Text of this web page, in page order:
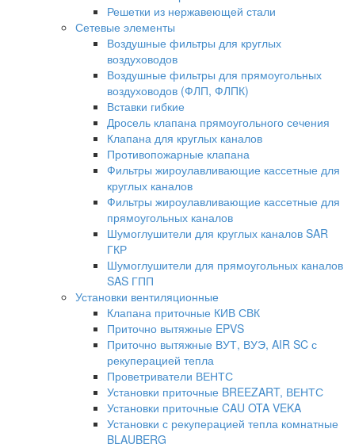
Решетки из нержавеющей стали
Сетевые элементы
Воздушные фильтры для круглых
воздуховодов
Воздушные фильтры для прямоугольных
воздуховодов (ФЛП, ФЛПК)
Вставки гибкие
Дросель клапана прямоугольного сечения
Клапана для круглых каналов
Противопожарные клапана
Фильтры жироулавливающие кассетные для
круглых каналов
Фильтры жироулавливающие кассетные для
прямоугольных каналов
Шумоглушители для круглых каналов SAR
ГКР
Шумоглушители для прямоугольных каналов
SAS ГПП
Установки вентиляционные
Клапана приточные КИВ СВК
Приточно вытяжные EPVS
Приточно вытяжные ВУТ, ВУЭ, AIR SC с
рекуперацией тепла
Проветриватели ВЕНТС
Установки приточные BREEZART, ВЕНТС
Установки приточные CAU OTA VEKA
Установки с рекуперацией тепла комнатные
BLAUBERG